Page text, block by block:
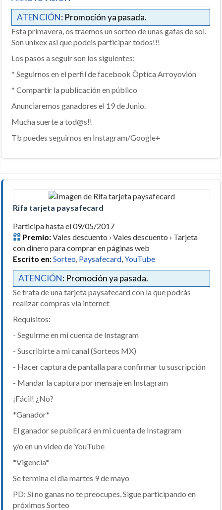
ATENCIÓN: Promoción ya pasada.
Esta primavera, os traemos un sorteo de unas gafas de sol.
Son unixex asi que podeis participar todos!!!
Los pasos a seguir son los siguientes:
* Seguirnos en el perfil de facebook Òptica Arroyovión
* Compartir la publicación en público
Anunciaremos ganadores el 19 de Junio.
Mucha suerte a tod@s!!
Tb puedes seguirnos en Instagram/Google+
Rifa tarjeta paysafecard
Participa hasta el 09/05/2017
Premio:Vales descuento › Vales descuento › Tarjeta
con dinero para comprar en páginas web
Escrito en:Sorteo Paysafecard YouTube
ATENCIÓN: Promoción ya pasada.
Se trata de una tarjeta paysafecard con la que podrás
realizar compras vía internet
Requisitos:
- Seguirme en mi cuenta de Instagram
- Suscribirte a mi canal (Sorteos MX)
- Hacer captura de pantalla para confirmar tu suscripción
- Mandar la captura por mensaje en Instagram
¡Fácil! ¿No?
*Ganador*
El ganador se publicará en mi cuenta de Instagram
y/o en un video de YouTube
*Vigencia*
Se termina el dia martes 9 de mayo
PD: Si no ganas no te preocupes, Sigue participando en
próximos Sorteo